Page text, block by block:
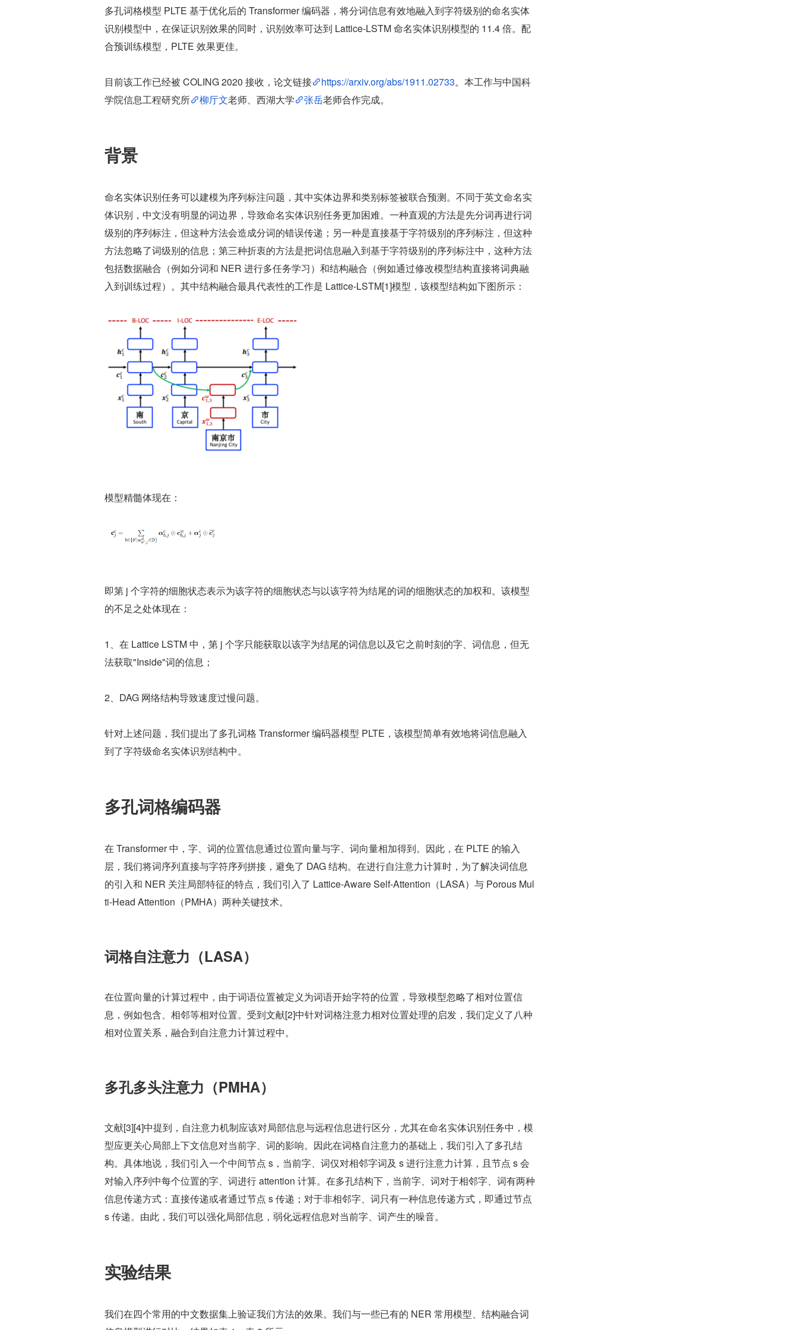
多孔词格模型 PLTE 基于优化后的 Transformer 编码器，将分词信息有效地融入到字符级别的命名实体
识别模型中，在保证识别效果的同时，识别效率可达到 Lattice-LSTM 命名实体识别模型的 11.4 倍。配
合预训练模型，PLTE 效果更佳。
目前该工作已经被 COLING 2020 接收，论文链接 https://arxiv.org/abs/1911.02733。本工作与中国科
学院信息工程研究所
柳厅文老师、西湖大学 张岳老师合作完成。
背景
命名实体识别任务可以建模为序列标注问题，其中实体边界和类别标签被联合预测。不同于英文命名实
体识别，中文没有明显的词边界，导致命名实体识别任务更加困难。一种直观的方法是先分词再进行词
级别的序列标注，但这种方法会造成分词的错误传递；另一种是直接基于字符级别的序列标注，但这种
方法忽略了词级别的信息；第三种折衷的方法是把词信息融入到基于字符级别的序列标注中，这种方法
包括数据融合（例如分词和 NER 进行多任务学习）和结构融合（例如通过修改模型结构直接将词典融
入到训练过程）。其中结构融合最具代表性的工作是 Lattice-LSTM[1]模型，该模型结构如下图所示：
模型精髓体现在：
即第 j 个字符的细胞状态表示为该字符的细胞状态与以该字符为结尾的词的细胞状态的加权和。该模型
的不足之处体现在：
1、在 Lattice LSTM 中，第 j 个字只能获取以该字为结尾的词信息以及它之前时刻的字、词信息，但无
法获取"Inside"词的信息；
2、DAG 网络结构导致速度过慢问题。
针对上述问题，我们提出了多孔词格 Transformer 编码器模型 PLTE，该模型简单有效地将词信息融入
到了字符级命名实体识别结构中。
多孔词格编码器
在 Transformer 中，字、词的位置信息通过位置向量与字、词向量相加得到。因此，在 PLTE 的输入
层，我们将词序列直接与字符序列拼接，避免了 DAG 结构。在进行自注意力计算时，为了解决词信息
的引入和 NER 关注局部特征的特点，我们引入了 Lattice-Aware Self-Attention（LASA）与 Porous Mul
ti-Head Attention（PMHA）两种关键技术。
词格自注意力（LASA）
在位置向量的计算过程中，由于词语位置被定义为词语开始字符的位置，导致模型忽略了相对位置信
息，例如包含、相邻等相对位置。受到文献[2]中针对词格注意力相对位置处理的启发，我们定义了八种
相对位置关系，融合到自注意力计算过程中。
多孔多头注意力（PMHA）
文献[3][4]中提到，自注意力机制应该对局部信息与远程信息进行区分，尤其在命名实体识别任务中，模
型应更关心局部上下文信息对当前字、词的影响。因此在词格自注意力的基础上，我们引入了多孔结
构。具体地说，我们引入一个中间节点 s，当前字、词仅对相邻字词及 s 进行注意力计算，且节点 s 会
对输入序列中每个位置的字、词进行 attention 计算。在多孔结构下，当前字、词对于相邻字、词有两种
信息传递方式：直接传递或者通过节点 s 传递；对于非相邻字、词只有一种信息传递方式，即通过节点
s 传递。由此，我们可以强化局部信息，弱化远程信息对当前字、词产生的噪音。
实验结果
我们在四个常用的中文数据集上验证我们方法的效果。我们与一些已有的 NER 常用模型、结构融合词